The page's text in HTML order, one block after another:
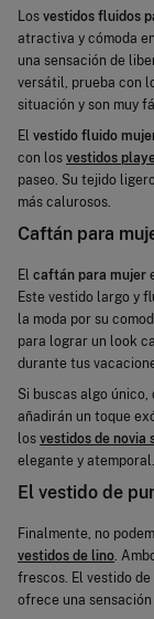
Los vestidos fluidos
atractiva y cómoda
una sensación de
versátil, prueba con
situación y son muy
El vestido fluido
con los vestidos
paseo. Su tejido
más calurosos.
Caftán para
El caftán para mujer
Este vestido largo y
la moda por su
para lograr un look
durante tus
Si buscas algo
añadirán un toque
los vestidos de novia
elegante y atemporal.
El vestido de
Finalmente, no
vestidos de lino.
frescos. El vestido
ofrece una